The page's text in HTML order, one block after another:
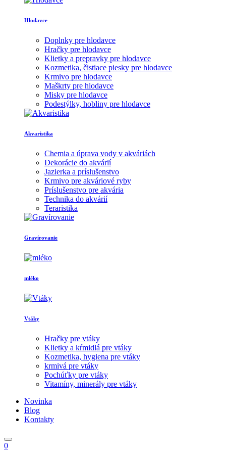
Hlodavce
Doplnky pre hlodavce
Hračky pre hlodavce
Klietky a prepravky pre hlodavce
Kozmetika, čistiace piesky pre hlodavce
Krmivo pre hlodavce
Maškrty pre hlodavce
Misky pre hlodavce
Podestýlky, hobliny pre hlodavce
Akvaristika
Chemia a úprava vody v akváriách
Dekorácie do akvárií
Jazierka a príslušenstvo
Krmivo pre akváriové ryby
Príslušenstvo pre akvária
Technika do akvárií
Teraristika
Gravírovanie
mléko
Vtáky
Hračky pre vtáky
Klietky a kŕmidlá pre vtáky
Kozmetika, hygiena pre vtáky
krmivá pre vtáky
Pochúťky pre vtáky
Vitamíny, minerály pre vtáky
Novinka
Blog
Kontakty
0